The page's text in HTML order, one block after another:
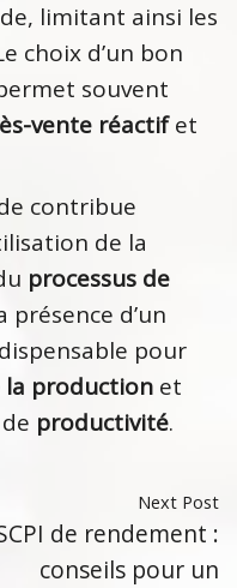
limitant ainsi les
choix d’un bon
souvent
vente réactifet
contribue
de la
processus de
présence d’un
pour
production et
productivité.
Next Post
de rendement :
conseils pour un